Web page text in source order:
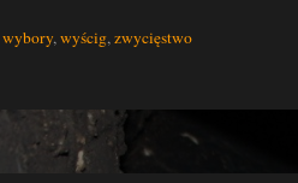
wybory,wyścig,zwycięstwo